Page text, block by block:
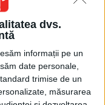
dvs.
informații pe un
date personale,
trimise de un
măsurarea